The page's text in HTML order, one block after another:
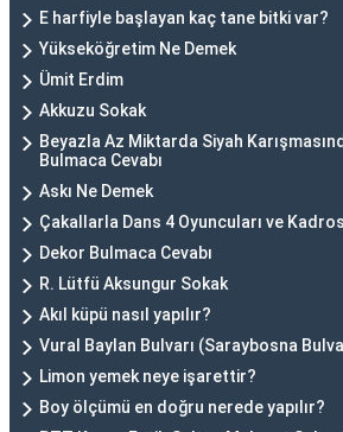
E harfiyle başlayan kaç tane bitki var?
Yükseköğretim Ne Demek
Ümit Erdim
Akkuzu Sokak
Beyazla Az Miktarda Siyah
Bulmaca Cevabı
Askı Ne Demek
Çakallarla Dans 4 Oyuncuları ve
Dekor Bulmaca Cevabı
R. Lütfü Aksungur Sokak
Akıl küpü nasıl yapılır?
Vural Baylan Bulvarı (Saraybosna
Limon yemek neye işarettir?
Boy ölçümü en doğru nerede yapılır?